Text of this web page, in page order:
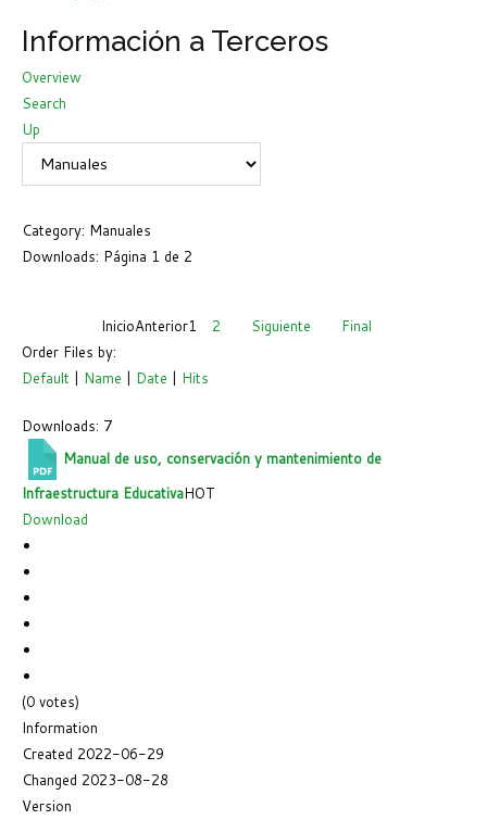
Información a Terceros
Overview
Search
Up
Category: Manuales
Downloads: Página 1 de 2
InicioAnterior1 2 Siguiente
Final
Order Files by:
Default | Name | Date | Hits
Downloads: 7
Manual de uso, conservación y mantenimiento de
Infraestructura EducativaHOT
Download
(0 votes)
Information
Created 2022-06-29
Changed 2023-08-28
Version